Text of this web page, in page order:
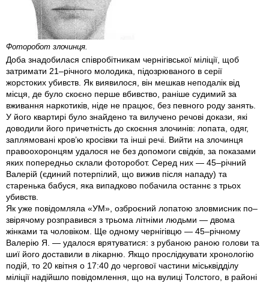
Фоторобот злочинця.
Доба знадобилася співробітникам чернігівської міліції, щоб
затримати 21–річного молодика, підозрюваного в серії
жорстоких убивств. Як виявилося, він мешкав неподалік від
місця, де було скоєно перше вбивство, раніше судимий за
вживання наркотиків, ніде не працює, без певного роду занять.
У його квартирі було знайдено та вилучено речові докази, які
доводили його причетність до скоєння злочинів: лопата, одяг,
заплямовані кров’ю кросівки та інші речі. Вийти на злочинця
правоохоронцям удалося не без допомоги свідків, за показами
яких попередньо склали фоторобот. Серед них — 45–річний
Валерій (єдиний потерпілий, що вижив після нападу) та
старенька бабуся, яка випадково побачила останнє з трьох
убивств.
Як уже повідомляла «УМ», озброєний лопатою зловмисник по–
звірячому розправився з трьома літніми людьми — двома
жінками та чоловіком. Ще одному чернігівцю — 45–річ­ному
Валерію Я. — удалося врятуватися: з рубаною раною голови та
шиї його доставили в лікарню. Якщо прослідкувати хронологію
подій, то 20 квітня о 17:40 до чергової частини міськвідділу
міліції надійшло повідомлення, що на вулиці Толстого, в районі